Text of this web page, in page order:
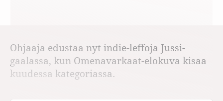
Ohjaaja edustaa nyt indie-leffoja Jussi-
gaalassa, kun Omenavarkaat-elokuva kisaa
kuudessa kategoriassa.